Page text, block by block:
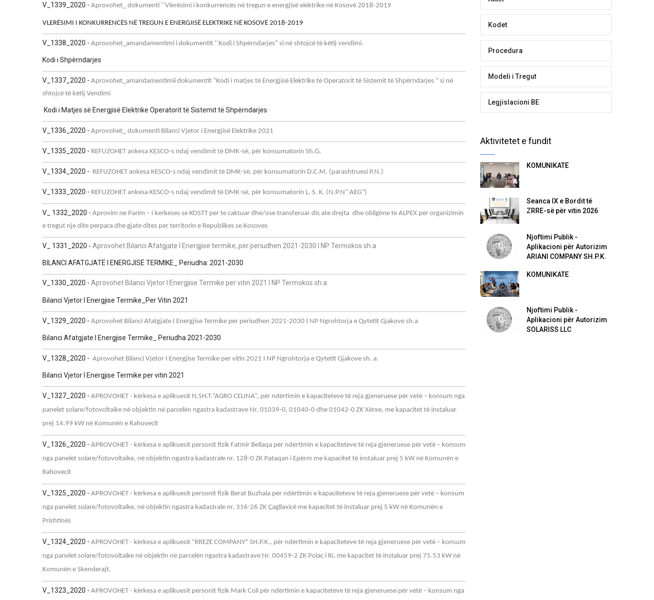
V_1339_2020 - Aprovohet_ dokumenti ‘’Vlerësimi i konkurrencës në tregun e energjisë elektrike në Kosovë 2018-2019
VLERËSIMI I KONKURRENCËS NË TREGUN E ENERGJISË ELEKTRIKE NË KOSOVË 2018-2019
V_1338_2020 - Aprovohet_amandamentimi i dokumentit ‘’Kodi i Shpërndarjes” si në shtojcë të këtij vendimi.
Kodi i Shpërndarjes
V_1337_2020 - Aprovohet_amandamentimii dokumentit “Kodi i matjes të Energjisë Elektrike të Operatorit të Sistemit të Shpërndarjes “ si në
shtojcë të këtij Vendimi
Kodi i Matjes së Energjisë Elektrike Operatorit të Sistemit të Shpërndarjes
V_1336_2020 - Aprovohet_ dokumenti Bilanci Vjetor i Energjisë Elektrike 2021
V_1335_2020 - REFUZOHET ankesa KESCO-s ndaj vendimit të DMK-së, për konsumatorin Sh.G.
V_1334_2020 - REFUZOHET ankesa KESCO-s ndaj vendimit të DMK-së, për konsumatorin D.C.M. (parashtruesi P.N.)
V_1333_2020 - REFUZOHET ankesa KESCO-s ndaj vendimit të DMK-së, për konsumatorin L. S. K. (N.P.N” AEG”)
V_ 1332_2020 - Aprovim ne Parim – I kerkeses se KOSTT per te caktuar dhe/ose transferuar dis ate drejta dhe obligime te ALPEX per organizimin
e tregut nje dite perpara dhe gjate dites per territorin e Republikes se Kosoves
V_ 1331_2020 - Aprovohet Bilanci Afatgjate I Energjise termike, per periudhen 2021-2030 I NP Termokos sh.a
BILANCI AFATGJATË I ENERGJISË TERMIKE_ Periudha: 2021-2030
V_1330_2020 - Aprovohet Bilanci Vjetor I Energjise Termike per vitin 2021 I NP Termokos sh.a
Bilanci Vjetor I Energjise Termike_Per Vitin 2021
V_1329_2020 - Aprovohet Bilanci Afatgjate I Energjise Termike per periudhen 2021-2030 I NP Ngrohtorja e Qytetit Gjakove sh.a
Bilanci Afatgjate I Energjise Termike_ Periudha 2021-2030
V_1328_2020 - Aprovohet Bilanci Vjetor I Energjise Termike per vitin 2021 I NP Ngrohtorja e Qytetit Gjakove sh. a.
Bilanci Vjetor I Energjise Termike per vitin 2021
V_1327_2020 - APROVOHET - kërkesa e aplikuesit N.SH.T.“AGRO CELINA”, për ndërtimin e kapaciteteve të reja gjeneruese për vetë – konsum nga
panelet solare/fotovoltaike në objektin në parcelën ngastra kadastrave Nr. 01039-0, 01040-0 dhe 01042-0 ZK Xërxe, me kapacitet të instaluar
prej 14.99 kW në Komunën e Rahovecit
V_1326_2020 - APROVOHET - kërkesa e aplikuesit personit fizik Fatmir Bellaqa për ndërtimin e kapaciteteve të reja gjeneruese për vetë – konsum
nga panelet solare/fotovoltaike, në objektin ngastra kadastrale nr. 128-0 ZK Pataqan i Epërm me kapacitet të instaluar prej 5 kW në Komunën e
Rahovecit
V_1325_2020 - APROVOHET - kërkesa e aplikuesit personit fizik Berat Buzhala për ndërtimin e kapaciteteve të reja gjeneruese për vetë – konsum
nga panelet solare/fotovoltaike, në objektin ngastra kadastrale nr. 316-26 ZK Çagllavicë me kapacitet të instaluar prej 5 kW në Komunën e
Prishtinës
V_1324_2020 - APROVOHET - kërkesa e aplikuesit “RREZE COMPANY” SH.P.K., për ndërtimin e kapaciteteve të reja gjeneruese për vetë – konsum
nga panelet solare/fotovoltaike në objektin në parcelën ngastra kadastrave Nr. 00459-2 ZK Polac i Ri, me kapacitet të instaluar prej 75.53 kW në
Komunën e Skenderajt.
V_1323_2020 - APROVOHET - kërkesa e aplikuesit personit fizik Mark Coli për ndërtimin e kapaciteteve të reja gjeneruese për vetë – konsum nga
Kodet
Procedura
Modeli i Tregut
Legjislacioni BE
Aktivitetet e fundit
KOMUNIKATË
Seanca IX e Bordit të
ZRRE-së për vitin 2026
Njoftimi Publik -
Aplikacioni për Autorizim
ARIANI COMPANY SH.P.K.
KOMUNIKATË
Njoftimi Publik -
Aplikacioni për Autorizim
SOLARISS LLC